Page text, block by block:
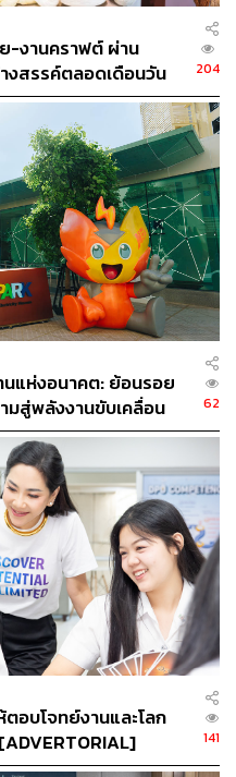
ศาสตร์และเทคโนโลยีการ
Mini Marathon
งต่อเนื่องมามากกว่า 5 ปี
การ ‘หลอดยาเก่าเพื่อขา
กับผู้พิการได้ไม่ครอบคลุม
นึ่งก็มีโอกาสกลับมาใช้ชีวิต
ทริศ ประเทศไทย
ราชชนนี
Reparil
3.7K
AUTHOR
TEAM
การ THE STANDARD
-งานคราฟต์ ผ่าน
งสรรค์ตลอดเดือนวัน
204
นแห่งอนาคต: ย้อนรอย
มสู่พลังงานขับเคลื่อน
62
อบโจทย์งานและโลก
141